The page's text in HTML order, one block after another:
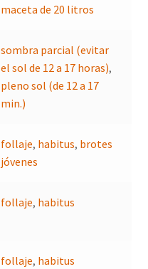
maceta de 20 litros
sombra parcial (evitar
el sol de 12 a 17 horas),
pleno sol (de 12 a 17
min.)
follaje, habitus, brotes
jóvenes
follaje, habitus
follaje, habitus